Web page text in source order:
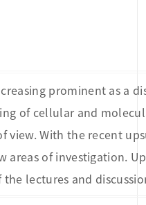
prominent as a
of cellular and
view. With the recent
areas of investigation.
the lectures and